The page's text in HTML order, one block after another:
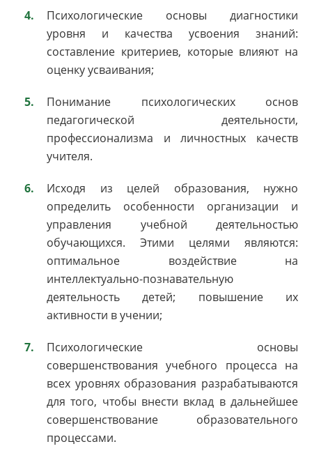
Психологические основы диагностики
уровня и качества усвоения знаний:
составление критериев, которые влияют на
оценку усваивания;
Понимание психологических основ
педагогической деятельности,
профессионализма и личностных качеств
учителя.
Исходя из целей образования, нужно
определить особенности организации и
управления учебной деятельностью
обучающихся. Этими целями являются:
оптимальное воздействие на
интеллектуально-познавательную
деятельность детей; повышение их
активности в учении;
Психологические основы
совершенствования учебного процесса на
всех уровнях образования разрабатываются
для того, чтобы внести вклад в дальнейшее
совершенствование образовательного
процессами.